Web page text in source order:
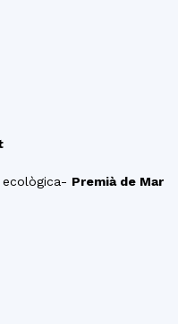
ecològica- Premià de Mar